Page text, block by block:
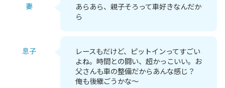
妻
あらあら、親子そろって車好きなんだか
ら
息子
レースもだけど、ピットインってすごい
よね。時間との闘い、超かっこいい。お
父さんも車の整備だからあんな感じ？
俺も後継ごうかな～